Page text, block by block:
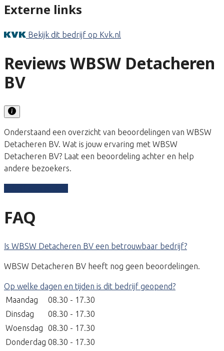
Externe links
Bekijk dit bedrijf op Kvk.nl
Reviews WBSW Detacheren
BV
Onderstaand een overzicht van beoordelingen van WBSW
Detacheren BV. Wat is jouw ervaring met WBSW
Detacheren BV? Laat een beoordeling achter en help
andere bezoekers.
FAQ
Is WBSW Detacheren BV een betrouwbaar bedrijf?
WBSW Detacheren BV heeft nog geen beoordelingen.
Op welke dagen en tijden is dit bedrijf geopend?
Maandag
08.30 - 17.30
Dinsdag
08.30 - 17.30
Woensdag
08.30 - 17.30
Donderdag 08.30 - 17.30